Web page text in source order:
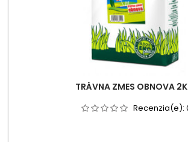
TRÁVNA ZMES OBNOVA
Recenzia(e):